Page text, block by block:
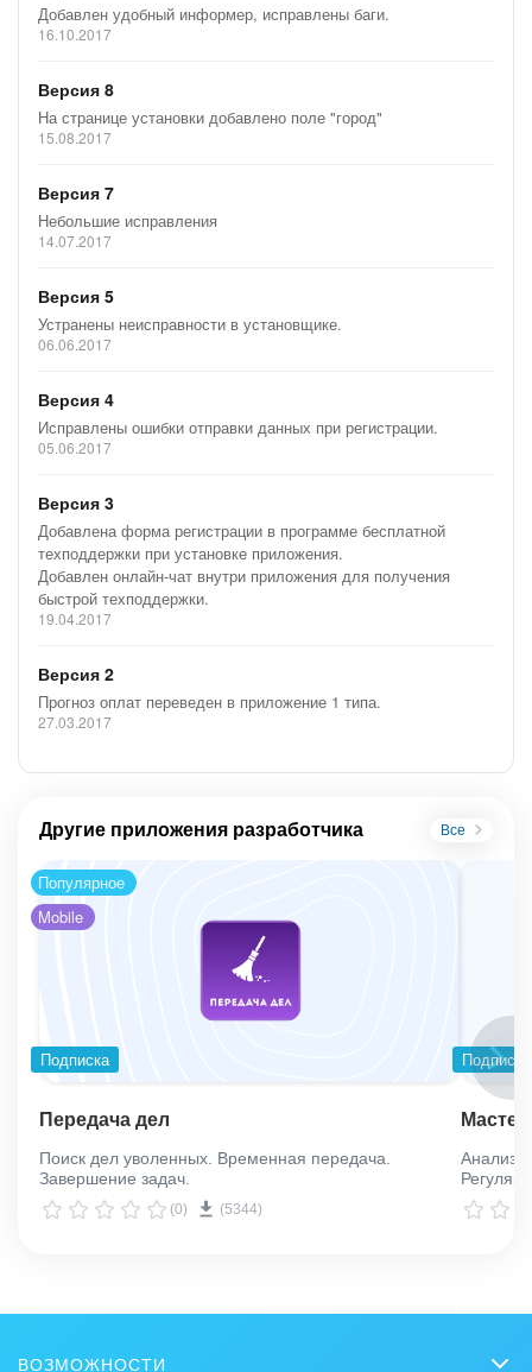
Добавлен удобный информер, исправлены баги.
16.10.2017
Версия 8
На странице установки добавлено поле "город"
15.08.2017
Версия 7
Небольшие исправления
14.07.2017
Версия 5
Устранены неисправности в установщике.
06.06.2017
Версия 4
Исправлены ошибки отправки данных при регистрации.
05.06.2017
Версия 3
Добавлена форма регистрации в программе бесплатной
техподдержки при установке приложения.
Добавлен онлайн-чат внутри приложения для получения
быстрой техподдержки.
19.04.2017
Версия 2
Прогноз оплат переведен в приложение 1 типа.
27.03.2017
Другие приложения разработчика Все
Популярное
Mobile
Подписка
Передача дел
Поиск дел уволенных. Временная передача.
Завершение задач.
(0) (5344)
Подписка
Анализ
ВОЗМОЖНОСТИ